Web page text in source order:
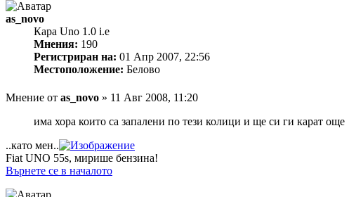
as_novo
Кара Uno 1.0 i.e
Мнения: 190
Регистриран на: 01 Апр 2007, 22:56
Местоположение: Белово
Мнение от as_novo » 11 Авг 2008, 11:20
има хора които са запалени по тези колици и ще си ги карат още
..като мен..
Fiat UNO 55s, мирише бензина!
Върнете се в началото